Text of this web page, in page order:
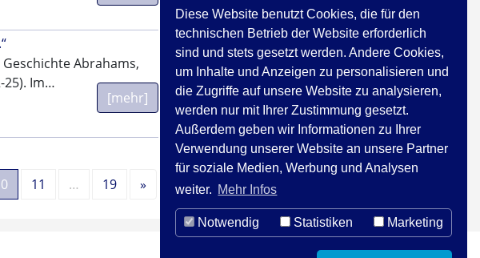
Diese Website benutzt Cookies, die für den
technischen Betrieb der Website erforderlich
sind und stets gesetzt werden. Andere Cookies,
um Inhalte und Anzeigen zu personalisieren und
die Zugriffe auf unsere Website zu analysieren,
werden nur mit Ihrer Zustimmung gesetzt.
Außerdem geben wir Informationen zu Ihrer
Verwendung unserer Website an unsere Partner
für soziale Medien, Werbung und Analysen
weiter. Mehr Infos
Notwendig Statistiken Marketing
Abrahams,
25). Im…
[mehr]
11 … 19 » Nächste